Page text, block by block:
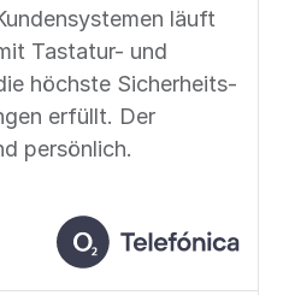
läuft
Tastatur- und
höchste Sicherheits-
erfüllt. Der
persönlich.